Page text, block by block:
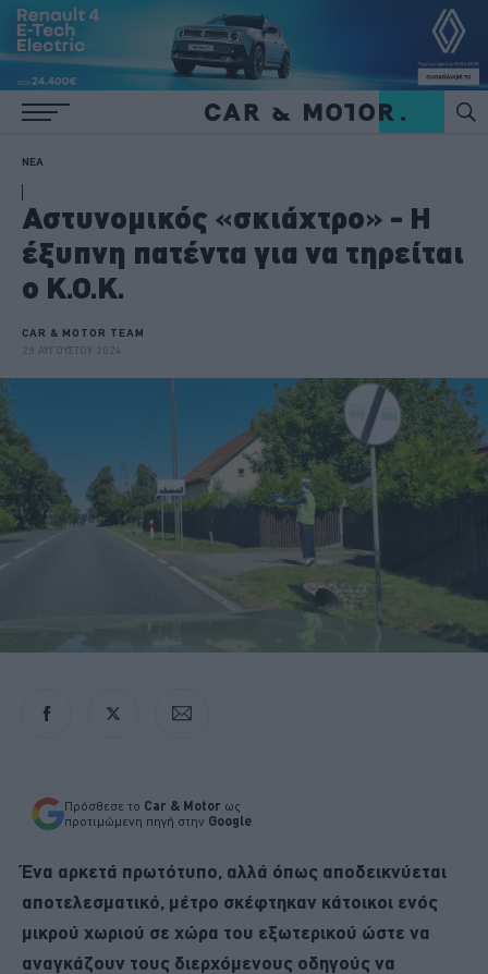
ΝΕΑ
Αστυνομικός «σκιάχτρο» - Η
έξυπνη πατέντα για να τηρείται
ο Κ.Ο.Κ.
CAR & MOTOR TEAM
29 ΑΥΓΟΥΣΤΟΥ 2024
Πρόσθεσε το Car & Motor ως
προτιμώμενη πηγή στην Google
Ένα αρκετά πρωτότυπο, αλλά όπως αποδεικνύεται
αποτελεσματικό, μέτρο σκέφτηκαν κάτοικοι ενός
μικρού χωριού σε χώρα του εξωτερικού ώστε να
αναγκάζουν τους διερχόμενους οδηγούς να